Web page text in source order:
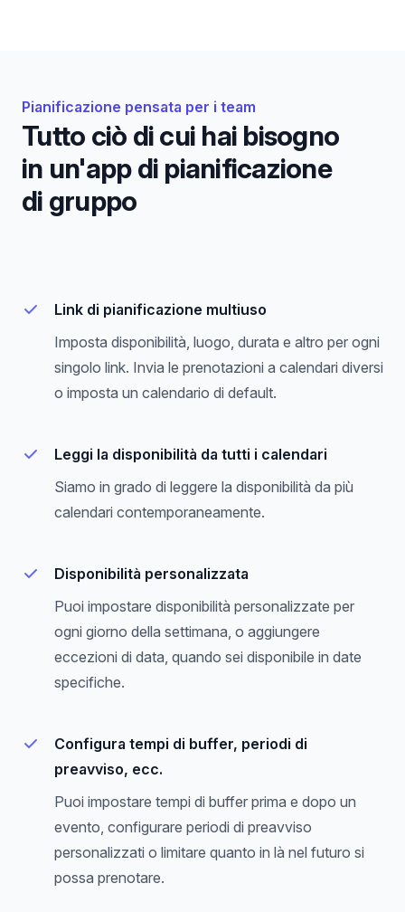
Pianificazione pensata per i team
Tutto ciò di cui hai bisogno
in un'app di pianificazione
di gruppo
Link di pianificazione multiuso
Imposta disponibilità, luogo, durata e altro per ogni
singolo link. Invia le prenotazioni a calendari diversi
o imposta un calendario di default.
Leggi la disponibilità da tutti i calendari
Siamo in grado di leggere la disponibilità da più
calendari contemporaneamente.
Disponibilità personalizzata
Puoi impostare disponibilità personalizzate per
ogni giorno della settimana, o aggiungere
eccezioni di data, quando sei disponibile in date
specifiche.
Configura tempi di buffer, periodi di
preavviso, ecc.
Puoi impostare tempi di buffer prima e dopo un
evento, configurare periodi di preavviso
personalizzati o limitare quanto in là nel futuro si
possa prenotare.